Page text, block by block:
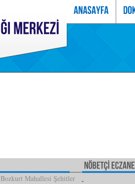
Bozkurt Mahallesi Şehitler